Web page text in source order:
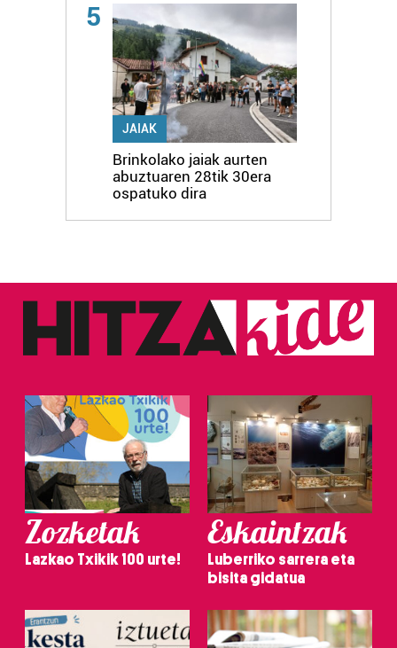
5
JAIAK
Brinkolako jaiak aurten
abuztuaren 28tik 30era
ospatuko dira
Zozketak
Lazkao Txikik 100 urte!
Eskaintzak
Luberriko sarrera eta
bisita gidatua